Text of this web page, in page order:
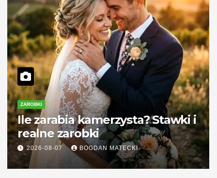
ZAROBKI
Ile zarabia kamerzysta? Stawki i
realne zarobki
2026-08-07 BOGDAN MATECKI